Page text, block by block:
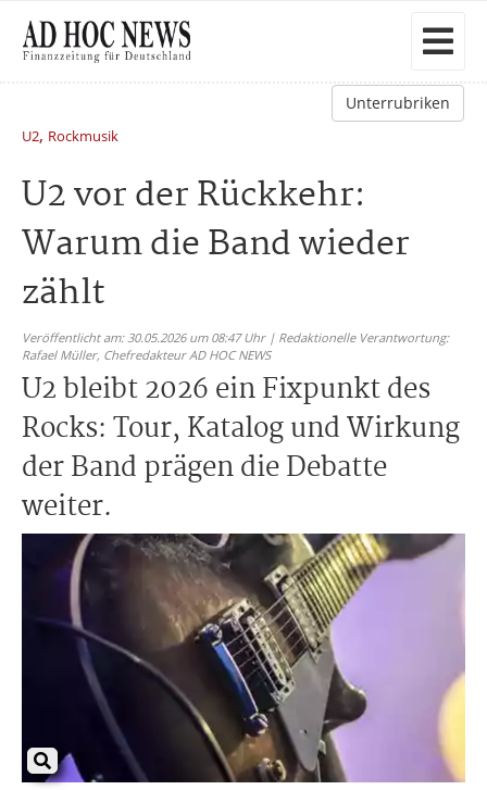
Unterrubriken
U2, Rockmusik
U2 vor der Rückkehr:
Warum die Band wieder
zählt
Veröffentlicht am: 30.05.2026 um 08:47 Uhr | Redaktionelle Verantwortung:
Rafael Müller, Chefredakteur AD HOC NEWS
U2 bleibt 2026 ein Fixpunkt des
Rocks: Tour, Katalog und Wirkung
der Band prägen die Debatte
weiter.